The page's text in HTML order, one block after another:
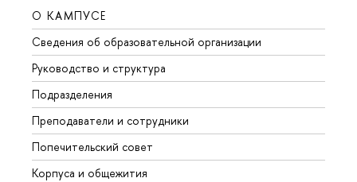
О КАМПУСЕ
Сведения об образовательной организации
Руководство и структура
Подразделения
Преподаватели и сотрудники
Попечительский совет
Корпуса и общежития